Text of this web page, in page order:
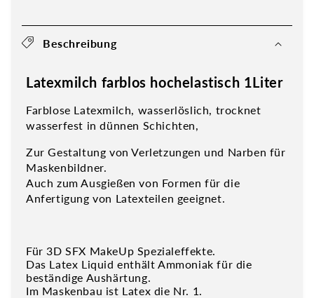
Beschreibung
Latexmilch farblos hochelastisch 1Liter
Farblose Latexmilch, wasserlöslich, trocknet
wasserfest in dünnen Schichten,
Zur Gestaltung von Verletzungen und Narben für
Maskenbildner.
Auch zum Ausgießen von Formen für die
Anfertigung von Latexteilen geeignet.
Für 3D SFX MakeUp Spezialeffekte.
Das Latex Liquid enthält Ammoniak für die
beständige Aushärtung.
Im Maskenbau ist Latex die Nr. 1.